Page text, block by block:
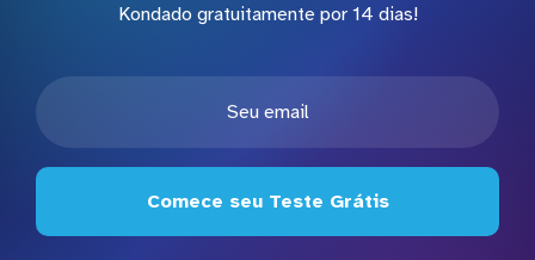
Kondado gratuitamente por 14 dias!
Comece seu Teste Grátis